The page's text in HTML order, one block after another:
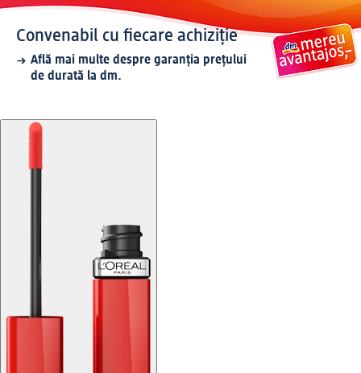
Convenabil cu fiecare achiziție
Află mai multe despre garanția prețului
de durată la dm.